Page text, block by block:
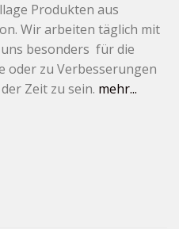
Produkten aus
Wir arbeiten täglich mit
besonders für die
oder zu Verbesserungen
Zeit zu sein. mehr...